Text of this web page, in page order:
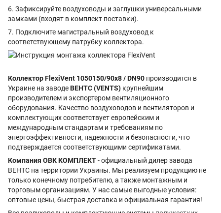
6. Зафиксируйте воздуховоды и заглушки универсальными
замками (входят в комплект поставки).
7. Подключите магистральный воздуховод к
соответствующему патрубку коллектора.
Коллектор FlexiVent 1050150/90х8 / DN90 производится в
Украине на заводеВЕНТС (VENTS) крупнейшим
производителем и экспортером вентиляционного
оборудования. Качество воздуховодов и вентиляторов и
комплектующих соответствует европейским и
международным стандартам и требованиям по
энергоэффективности, надежности и безопасности, что
подтверждается соответствующими сертификатами.
Компания ОВК КОМПЛЕКТ- официальный дилер завода
ВЕНТС на территории Украины. Мы реализуем продукцию не
только конечному потребителю, а также монтажным и
торговым организациям. У нас самые выгодные условия:
оптовые цены, быстрая доставка и официальная гарантия!